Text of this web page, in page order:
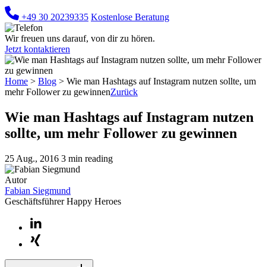
+49 30 20239335 Kostenlose Beratung
Wir freuen uns darauf, von dir zu hören.
Jetzt kontaktieren
Home > Blog > Wie man Hashtags auf Instagram nutzen sollte, um
mehr Follower zu gewinnenZurück
Wie man Hashtags auf Instagram nutzen
sollte, um mehr Follower zu gewinnen
25 Aug., 2016 3 min reading
Autor
Fabian Siegmund
Geschäftsführer Happy Heroes